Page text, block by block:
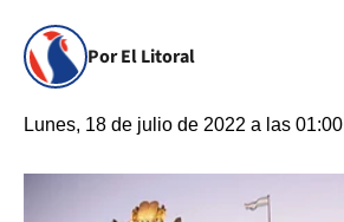
Por El Litoral
Lunes, 18 de julio de 2022 a las 01:00